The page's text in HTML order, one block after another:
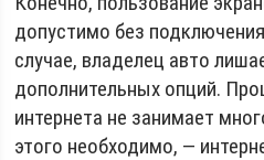
допустимо без
случае, владелец авто
дополнительных опций.
интернета не занимает
этого необходимо, —